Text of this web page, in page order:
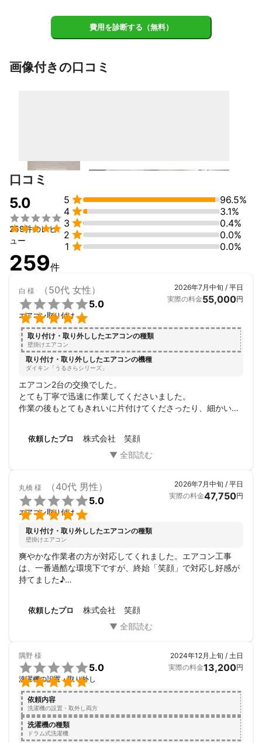
費用を診断する（無料）
画像付きの口コミ
口コミ
5.0


259件のレビ
ュー
5 
96.5%
4 
3.1%
3 
0.4%
2 
0.0%
1  0.0%
259件
白 様 （50代 女性）


5.0
エアコン取り付け
2026年7月中旬 / 平日
実際の料金55,000円
取り付け・取り外ししたエアコンの種類
壁掛けエアコン
取り付け・取り外ししたエアコンの機種
ダイキン「うるさらシリーズ」
エアコン2台の交換でした。
とても丁寧で迅速に作業してくださいました。
作業の後もとてもきれいに片付けてくださったり、細かいと
本当にありがとうございました！
依頼したプロ 株式会社 笑顔
丸橋 様 （40代 男性）


5.0
エアコン取り付け
2026年7月中旬 / 平日
実際の料金47,750円
取り付け・取り外ししたエアコンの種類
壁掛けエアコン
爽やかな作業者の方が対応してくれました。エアコン工事
は、一番過酷な環境下ですが、終始「笑顔」で対応し好感が
持てました♪
ご近所の業者様なので、これからも贔屓にさせていただきま
依頼したプロ 株式会社 笑顔
隅野 様


5.0
洗濯機の設置・取り外し
2024年12月上旬 / 土日
実際の料金13,200円
依頼内容
洗濯機の設置・取外し両方
洗濯機の種類
ドラム式洗濯機